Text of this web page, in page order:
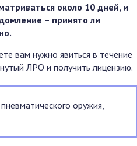
около 10 дней, и
– принято ли
вам нужно явиться в течение
ЛРО и получить лицензию.
оружия,